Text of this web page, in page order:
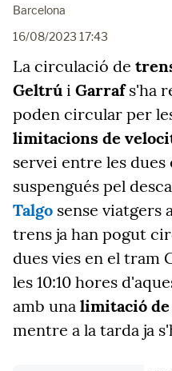
Barcelona
16/08/2023 17:43
La circulació de
Geltrú i Garrafs'ha
poden circular per
limitacions de
servei entre les dues
suspengués pel
Talgo sense viatgers
trens ja han pogut
dues vies en el tram
les 10:10 hores
amb una limitació
mentre a la tarda ja